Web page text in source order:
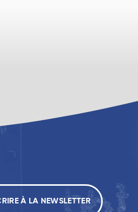
À LA NEWSLETTER